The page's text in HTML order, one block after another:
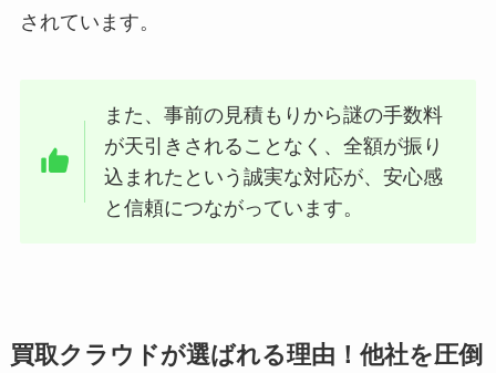
されています。
また、事前の見積もりから謎の手数料
が天引きされることなく、全額が振り
込まれたという誠実な対応が、安心感
と信頼につながっています。
買取クラウドが選ばれる理由！他社を圧倒